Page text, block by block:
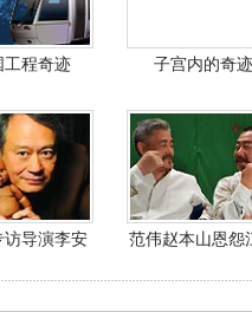
工程奇迹 子宫内的奇迹
访导演李安 范伟赵本山恩怨